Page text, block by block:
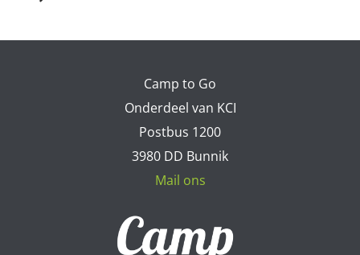
Camp to Go
Onderdeel van KCI
Postbus 1200
3980 DD Bunnik
Mail ons